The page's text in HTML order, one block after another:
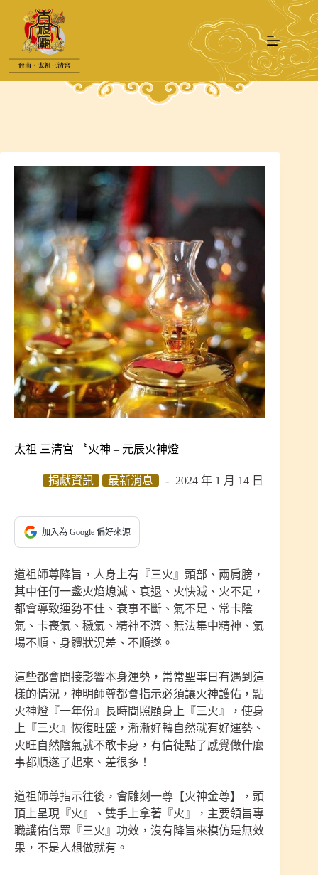
要
太祖 三清宮 〝火神 – 元辰火神燈
捐獻資訊 最新消息 2024 年 1 月 14 日
加入為 Google 偏好來源
道祖師尊降旨，人身上有『三火』頭部、兩肩膀，
其中任何一盞火焰熄滅、衰退、火快滅、火不足，
都會導致運勢不佳、衰事不斷、氣不足、常卡陰
氣、卡喪氣、穢氣、精神不濟、無法集中精神、氣
場不順、身體狀況差、不順遂。
這些都會間接影響本身運勢，常常聖事日有遇到這
樣的情況，神明師尊都會指示必須讓火神護佑，點
火神燈『一年份』長時間照顧身上『三火』，使身
上『三火』恢復旺盛，漸漸好轉自然就有好運勢、
火旺自然陰氣就不敢卡身，有信徒點了感覺做什麼
事都順遂了起來、差很多！
道祖師尊指示往後，會雕刻一尊【火神金尊】，頭
頂上呈現『火』、雙手上拿著『火』，主要領旨專
職護佑信眾『三火』功效，沒有降旨來模仿是無效
果，不是人想做就有。